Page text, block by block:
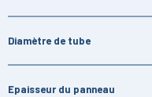
Diamètre de tube
Epaisseur du panneau